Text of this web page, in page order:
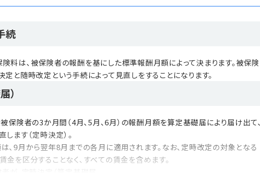
続
は、被保険者の報酬を基にした標準報酬月額によって決まります。被保険
と随時改定という手続によって見直しをすることになります。
）
険者の3か月間（4月、5月、6月）の報酬月額を算定基礎届により届け出て、
ます（定時決定）。
9月から翌年8月までの各月に適用されます。なお、定時改定の対象となる
を区分することなく、すべての賃金を含めます。